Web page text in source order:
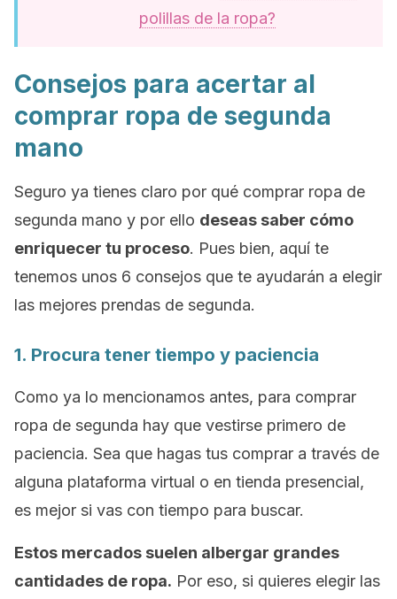
polillas de la ropa?
Consejos para acertar al
comprar ropa de segunda
mano
Seguro ya tienes claro por qué comprar ropa de
segunda mano y por ello deseas saber cómo
enriquecer tu proceso. Pues bien, aquí te
tenemos unos 6 consejos que te ayudarán a elegir
las mejores prendas de segunda.
1. Procura tener tiempo y paciencia
Como ya lo mencionamos antes, para comprar
ropa de segunda hay que vestirse primero de
paciencia. Sea que hagas tus comprar a través de
alguna plataforma virtual o en tienda presencial,
es mejor si vas con tiempo para buscar.
Estos mercados suelen albergar grandes
cantidades de ropa. Por eso, si quieres elegir las